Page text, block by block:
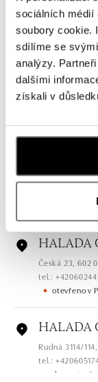
sociálních médií
soubory cookie.
sdílíme se
analýzy.
dalšími
získali v
Všechny
HALADA
Pařížská 7, 110
HALADA
Na Příkopě 16,
dnes
HALADA
Česká 23, 602
tel.:
otevřeno v
HALADA
Rudná 3114/
tel.:
dnes